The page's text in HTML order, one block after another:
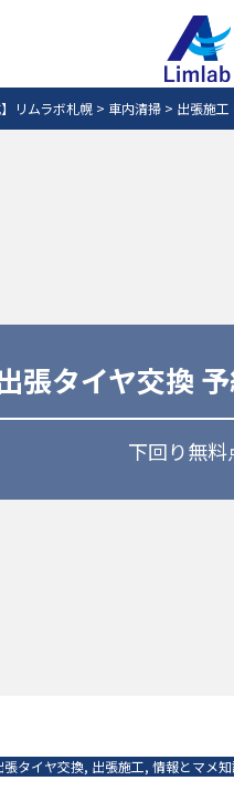
】リムラボ札幌 > 車内清掃 > 出張施工
張タイヤ交換
下回り無料
張タイヤ交換, 出張施工, 情報とマメ